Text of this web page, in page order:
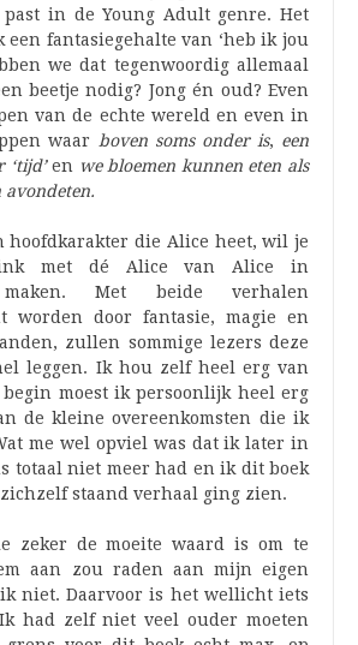
past in de Young Adult genre. Het
fantasiegehalte van ‘heb ik jou
we dat tegenwoordig allemaal
beetje nodig? Jong én oud? Even
van de echte wereld en even in
waar boven soms onder is, een
‘tijd’en we bloemen kunnen eten als
hoofdkarakter die Alice heet, wil je
met dé Alice van Alice in
maken. Met beide verhalen
worden door fantasie, magie en
zullen sommige lezers deze
leggen. Ik hou zelf heel erg van
moest ik persoonlijk heel erg
de kleine overeenkomsten die ik
me wel opviel was dat ik later in
totaal niet meer had en ik dit boek
staand verhaal ging zien.
zeker de moeite waard is om te
aan zou raden aan mijn eigen
niet. Daarvoor is het wellicht iets
had zelf niet veel ouder moeten